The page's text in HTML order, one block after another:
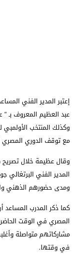
إعتبر المدير الفني
عبد العظيم المعروف بـ
وكذلك المنتخب الأولمبي
مع توقف الدوري المصري
وقال عظيمة خلال
المدير الفني البرتغالي
ومدى حضورهم الذهني
كما ذكر المدرب المساعد
المصري في الوقت
مشاركاتهم متواصلة
في وقتها.